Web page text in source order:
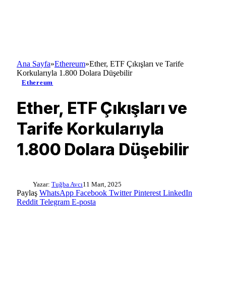
Ana Sayfa»Ethereum»Ether, ETF Çıkışları ve Tarife
Korkularıyla 1.800 Dolara Düşebilir
Ethereum
Ether, ETF Çıkışları ve
Tarife Korkularıyla
1.800 Dolara Düşebilir
Yazar: Tuğba Avcı11 Mart, 2025
Paylaş WhatsApp Facebook Twitter Pinterest LinkedIn
Reddit Telegram E-posta